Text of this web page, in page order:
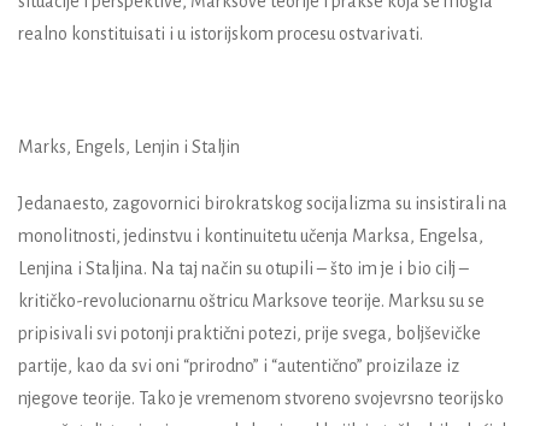
realno konstituisati i u istorijskom procesu ostvarivati.
Marks, Engels, Lenjin i Staljin
Jedanaesto, zagovornici birokratskog socijalizma su insistirali na
monolitnosti, jedinstvu i kontinuitetu učenja Marksa, Engelsa,
Lenjina i Staljina. Na taj način su otupili – što im je i bio cilj –
kritičko-revolucionarnu oštricu Marksove teorije. Marksu su se
pripisivali svi potonji praktični potezi, prije svega, boljševičke
partije, kao da svi oni “prirodno” i “autentično” proizilaze iz
njegove teorije. Tako je vremenom stvoreno svojevrsno teorijsko